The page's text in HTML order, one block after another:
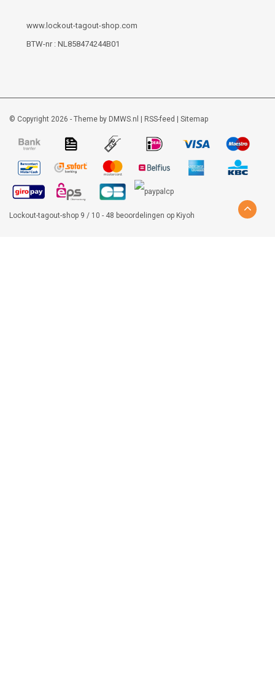
www.lockout-tagout-shop.com
BTW-nr : NL858474244B01
© Copyright 2026 - Theme by DMWS.nl RSS-feed Sitemap
Lockout-tagout-shop 9 / 10 - 48 beoordelingen op Kiyoh